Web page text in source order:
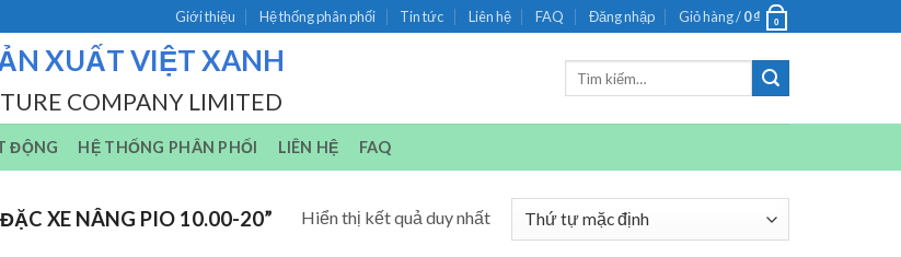
Giới thiệu Hệ thống phân phối Tin tức Liên hệ FAQ Đăng nhập Giỏ hàng /0₫ 0
XUẤT VIỆT XANH
COMPANY LIMITED
ĐỘNG HỆ THỐNG PHÂN PHỐI LIÊN HỆ FAQ
XE NÂNG PIO 10.00-20” Hiển thị kết quả duy nhất